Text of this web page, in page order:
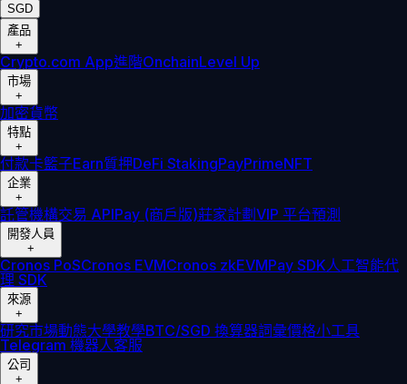
SGD
產品
+
Crypto.com App進階OnchainLevel Up
市場
+
加密貨幣
特點
+
付款卡籃子Earn質押DeFi StakingPayPrimeNFT
企業
+
託管機構交易 APIPay (商戶版)莊家計劃VIP 平台預測
開發人員
+
Cronos PoSCronos EVMCronos zkEVMPay SDK人工智能代
理 SDK
來源
+
研究市場動態大學教學BTC/SGD 換算器詞彙價格小工具
Telegram 機器人客服
公司
+